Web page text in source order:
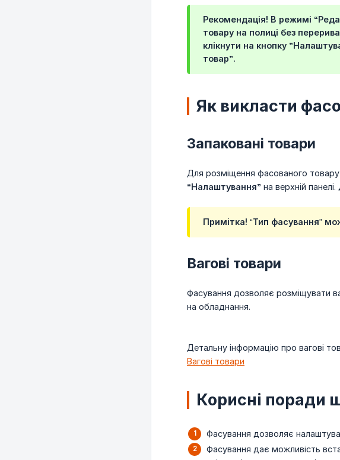
Рекомендація! В режимі
товару на полиці без
клікнути на кнопку
товар”.
Як викласти
Запаковані товари
Для розміщення фасованого
“Налаштування” на верхній панелі.
Примітка! “Тип фасування”
Вагові товари
Фасування дозволяє розміщувати
на обладнання.
Детальну інформацію про вагові
Вагові товари
Корисні поради
Фасування дозволяє
Фасування дає можливість